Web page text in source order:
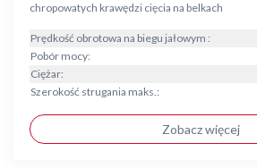
chropowatych krawędzi cięcia na belkach
Prędkość obrotowa na biegu jałowym :
Pobór mocy:
Ciężar:
Szerokość strugania maks.:
Zobacz więcej